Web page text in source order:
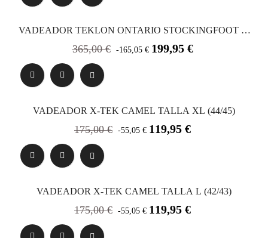
VADEADOR TEKLON ONTARIO STOCKINGFOOT M
Precio
365,00 € -165,05 €
Precio
199,95 €
VADEADOR X-TEK CAMEL TALLA XL (44/45)
Precio
175,00 € -55,05 €
Precio
119,95 €
VADEADOR X-TEK CAMEL TALLA L (42/43)
Precio
175,00 € -55,05 €
Precio
119,95 €